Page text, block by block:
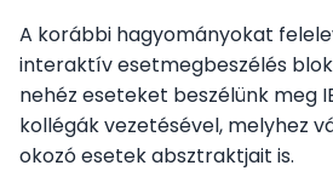
A korábbi hagyományokat
interaktív esetmegbeszélés
nehéz eseteket beszélünk meg
kollégák vezetésével, melyhez
okozó esetek absztraktjait is.